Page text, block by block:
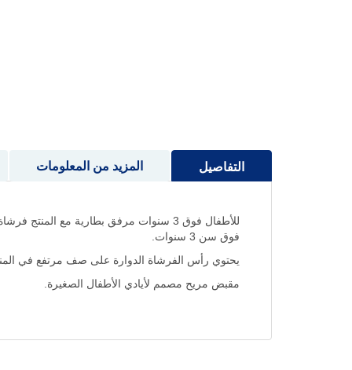
التفاصيل
للأطفال فوق 3 سنوات مرفق بطارية مع
فوق سن 3 سنوات.
يحتوي رأس الفرشاة الدوارة على صف مرتفع في
مقبض مريح مصمم لأيادي الأطفال الصغيرة.
المزيد من المعلومات